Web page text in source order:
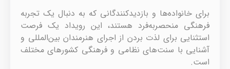
برای خانواده‌ها و بازدیدکنندگانی که به دنبال یک تجربه
فرهنگی منحصربه‌فرد هستند، این رویداد یک فرصت
استثنایی برای لذت بردن از اجرای هنرمندان بین‌المللی و
آشنایی با سنت‌های نظامی و فرهنگی کشورهای مختلف
است.